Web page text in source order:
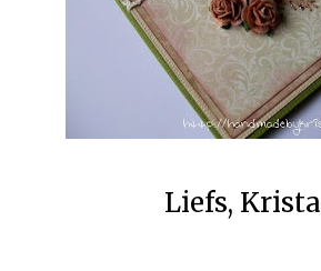
Liefs, Krista